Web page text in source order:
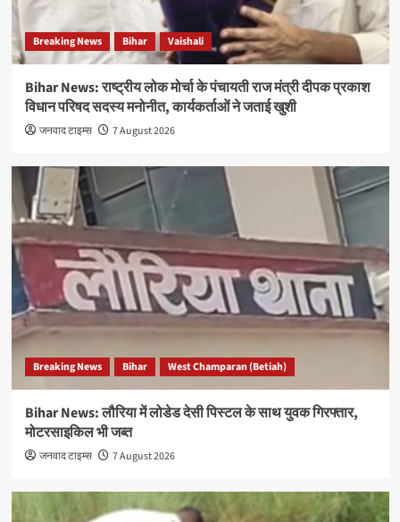
Breaking News Bihar Vaishali
Bihar News: राष्ट्रीय लोक मोर्चा के पंचायती राज मंत्री दीपक प्रकाश
विधान परिषद सदस्य मनोनीत, कार्यकर्ताओं ने जताई खुशी
जनवाद टाइम्स 7 August 2026
Breaking News Bihar West Champaran (Betiah)
Bihar News: लौरिया में लोडेड देसी पिस्टल के साथ युवक गिरफ्तार,
मोटरसाइकिल भी जब्त
जनवाद टाइम्स 7 August 2026